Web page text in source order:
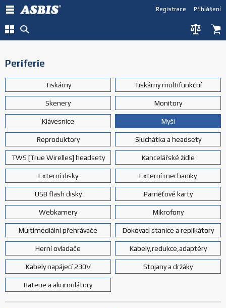
Přihlášení
Registrace
Periferie
Tiskárny Tiskárny multifunkční
Skenery Monitory
Klávesnice Myši
Reproduktory Sluchátka a headsety
TWS [True Wirelles] headsety Kancelářské židle
Externí disky Externí mechaniky
USB flash disky Paměťové karty
Webkamery Mikrofony
Multimediální přehrávače Dokovací stanice a replikátory
Herní ovladače Kabely,redukce,adaptéry
Kabely napájecí 230V Stojany a držáky
Baterie a akumulátory